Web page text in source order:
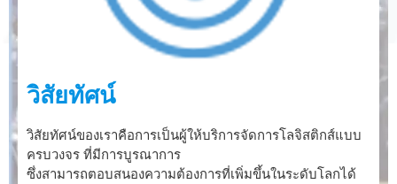
วิสัยทัศน์
วิสัยทัศน์ของเราคือการเป็นผู้ให้บริการจัดการโลจิสติกส์แบบ
ครบวงจร ที่มีการบูรณาการ
ซึ่งสามารถตอบสนองความต้องการที่เพิ่มขึ้นในระดับโลกได้